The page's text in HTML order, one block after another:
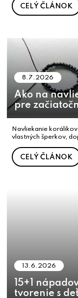
CELÝ ČLÁNOK
8.7.2026
Ako na
pre
Navliekanie
vlastných šperkov,
CELÝ ČLÁNOK
13.6.2026
15+1
tvorenie s